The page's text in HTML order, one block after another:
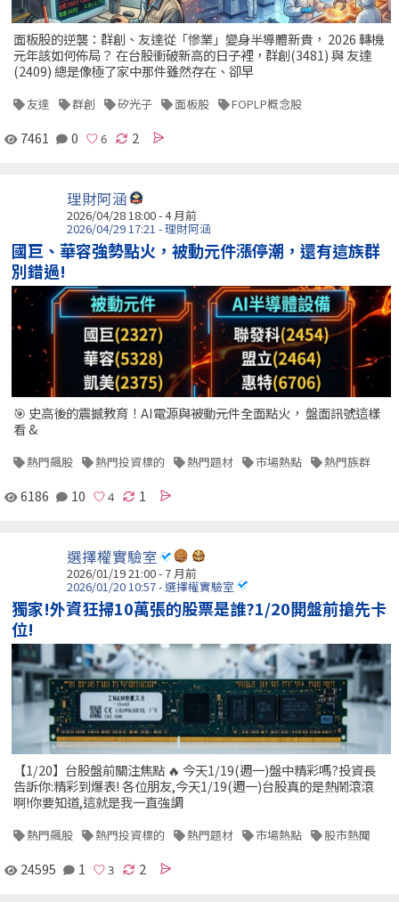
面板股的逆襲：群創、友達從「慘業」變身半導體新貴， 2026 轉機
元年該如何佈局？ 在台股衝破新高的日子裡，群創(3481) 與 友達
(2409) 總是像極了家中那件雖然存在、卻早
友達 群創 矽光子 面板股 FOPLP概念股
7461 0 2
理財阿涵
2026/04/28 18:00 - 4 月前
2026/04/29 17:21 - 理財阿涵
國巨、華容強勢點火，被動元件漲停潮，還有這族群
別錯過!
🎯 史高後的震撼教育！AI電源與被動元件全面點火， 盤面訊號這樣
看 &
熱門飆股 熱門投資標的 熱門題材 市場熱點 熱門族群
6186 10 1
選擇權實驗室
2026/01/19 21:00 - 7 月前
2026/01/20 10:57 - 選擇權實驗室
獨家!外資狂掃10萬張的股票是誰?1/20開盤前搶先卡
位!
【1/20】台股盤前關注焦點 🔥 今天1/19(週一)盤中精彩嗎?投資長
告訴你:精彩到爆表! 各位朋友,今天1/19(週一)台股真的是熱鬧滾滾
啊!你要知道,這就是我一直強調
熱門飆股 熱門投資標的 熱門題材 市場熱點 股市熱聞
24595 1 2